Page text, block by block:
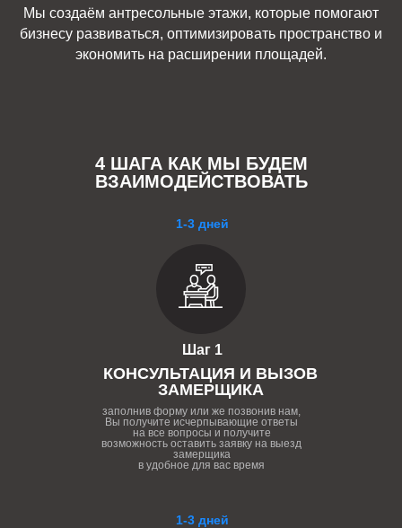
Мы создаём антресольные этажи, которые помогают
бизнесу развиваться, оптимизировать пространство и
экономить на расширении площадей.
4 ШАГА КАК МЫ БУДЕМ
ВЗАИМОДЕЙСТВОВАТЬ
1-3 дней
1-3 дней
Шаг 1
КОНСУЛЬТАЦИЯ И ВЫЗОВ
ЗАМЕРЩИКА
заполнив форму или же позвонив нам,
Вы получите исчерпывающие ответы
на все вопросы и получите
возможность оставить заявку на выезд
замерщика
в удобное для вас время